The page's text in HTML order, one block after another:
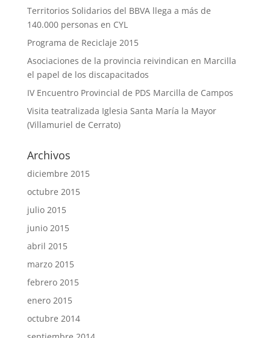
Territorios Solidarios del BBVA llega a más de
140.000 personas en CYL
Programa de Reciclaje 2015
Asociaciones de la provincia reivindican en Marcilla
el papel de los discapacitados
IV Encuentro Provincial de PDS Marcilla de Campos
Visita teatralizada Iglesia Santa María la Mayor
(Villamuriel de Cerrato)
Archivos
diciembre 2015
octubre 2015
julio 2015
junio 2015
abril 2015
marzo 2015
febrero 2015
enero 2015
octubre 2014